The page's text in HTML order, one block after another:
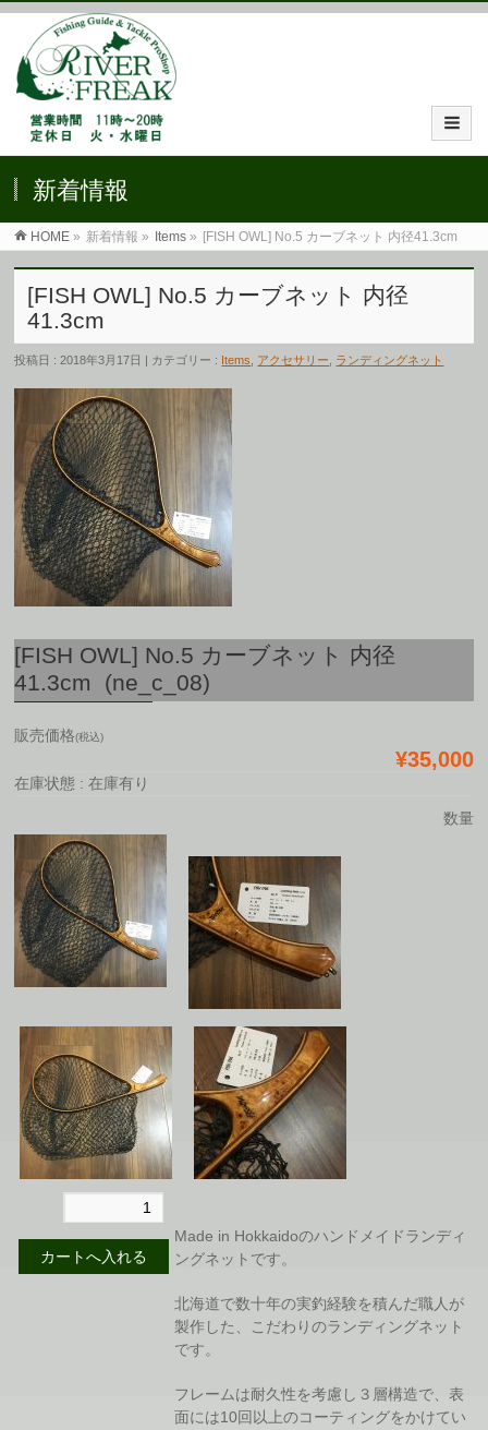
新着情報
HOME » 新着情報 » Items » [FISH OWL] No.5 カーブネット 内径41.3cm
[FISH OWL] No.5 カーブネット 内径
41.3cm
投稿日 : 2018年3月17日 | カテゴリー : Items アクセサリー ランディングネット
[FISH OWL] No.5 カーブネット 内径
41.3cm (ne_c_08)
販売価格(税込)
¥35,000
在庫状態 : 在庫有り
Made in Hokkaidoのハンドメイドランディ
ングネットです。
北海道で数十年の実釣経験を積んだ職人が
製作した、こだわりのランディングネット
です。
フレームは耐久性を考慮し３層構造で、表
面には10回以上のコーティングをかけてい
数量